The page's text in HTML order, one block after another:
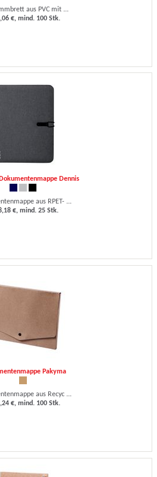
aus PVC mit ...
€, mind. 100 Stk.
Dennis
aus RPET- ...
€, mind. 25 Stk.
Pakyma
aus Recyc ...
€, mind. 100 Stk.